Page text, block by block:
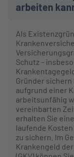
arbeiten
Als
Schutz –
Gründer sichern
aufgrund einer
arbeitsunfähig
vereinbarten
erhalten Sie
laufende
zu sichern. Im
Krankengeld